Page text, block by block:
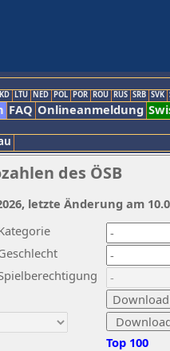
LTU NED POL POR ROU RUS SRB SVK
FAQ Onlineanmeldung
des ÖSB
Top 100
letzte Änderung am